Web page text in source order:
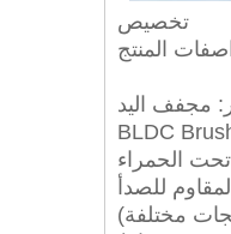
تخصيص
المنتج
مجفف اليد
الحمراء
للصدأ